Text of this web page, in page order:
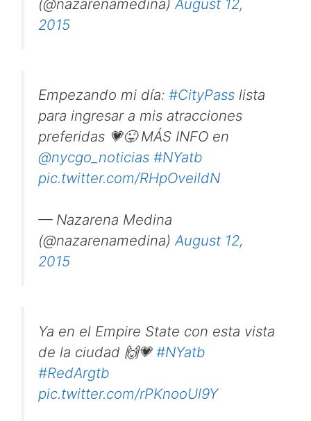
(@nazarenamedina)August 12,
2015
Empezando mi día: #CityPass lista
para ingresar a mis atracciones
preferidas 💗😜 MÁS INFO en
@nycgo_noticias #NYatb
pic.twitter.com/RHpOveildN
— Nazarena Medina
(@nazarenamedina)August 12,
2015
Ya en el Empire State con esta vista
de la ciudad 🙌💗 #NYatb
#RedArgtb
pic.twitter.com/rPKnooUl9Y